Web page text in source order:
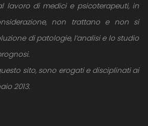
lavoro di medici e psicoterapeuti, in
non trattano e non si
di patologie, l’analisi e lo studio
sito, sono erogati e disciplinati ai
2013.